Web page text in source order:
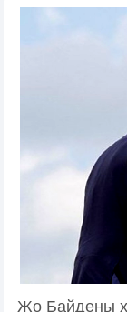
Жо Байдены